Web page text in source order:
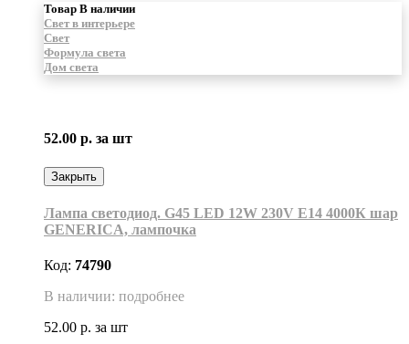
Товар В наличии
Свет в интерьере
Свет
Формула света
Дом света
52.00 р. за шт
Закрыть
Лампа светодиод. G45 LED 12W 230V E14 4000К шар
GENERICA, лампочка
Код: 74790
В наличии: подробнее
52.00 р. за шт